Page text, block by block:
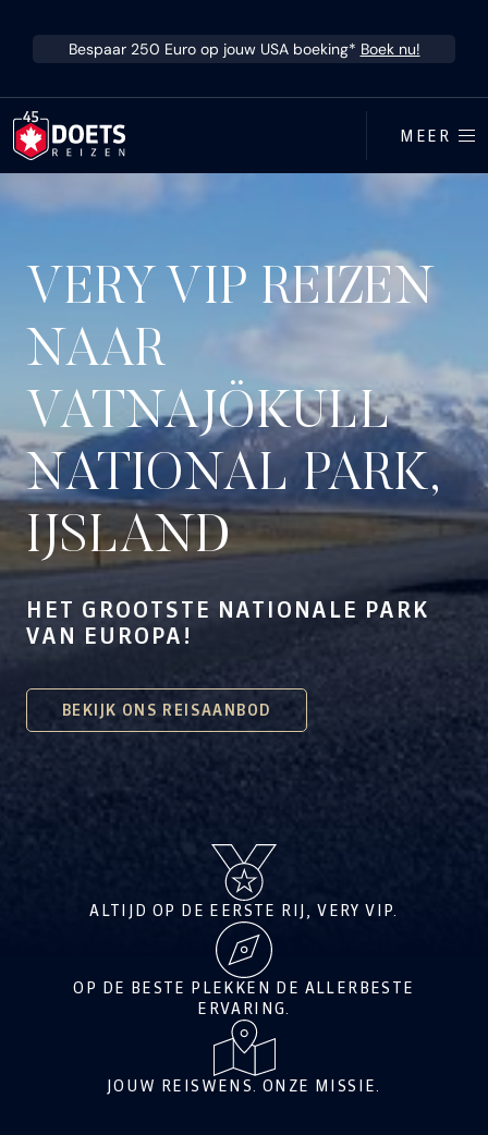
Bespaar 250 Euro op jouw USA boeking* Boek nu!
MEER
VERY VIP REIZEN
NAAR
VATNAJÖKULL
NATIONAL PARK,
IJSLAND
HET GROOTSTE NATIONALE PARK
VAN EUROPA!
BEKIJK ONS REISAANBOD
ALTIJD OP DE EERSTE RIJ, VERY VIP.
OP DE BESTE PLEKKEN DE ALLERBESTE
ERVARING.
JOUW REISWENS. ONZE MISSIE.